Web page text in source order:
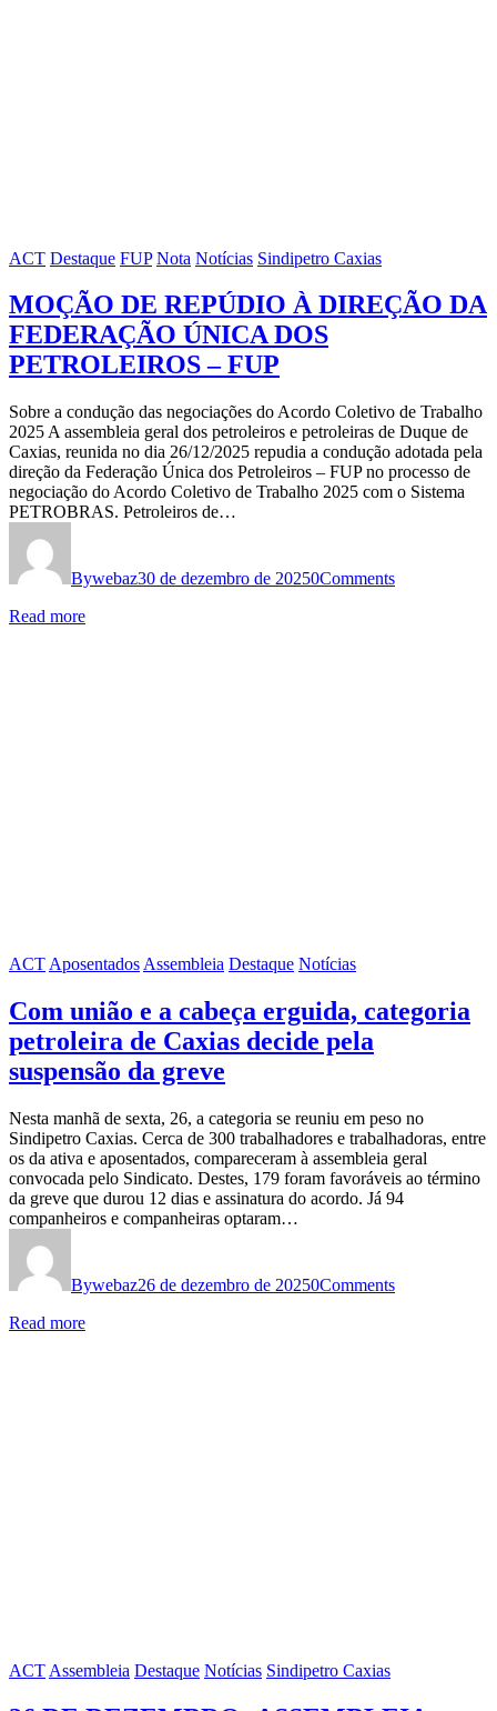
ACT Destaque FUP Nota Notícias Sindipetro Caxias
MOÇÃO DE REPÚDIO À DIREÇÃO DA
FEDERAÇÃO ÚNICA DOS
PETROLEIROS – FUP
Sobre a condução das negociações do Acordo Coletivo de Trabalho
2025 A assembleia geral dos petroleiros e petroleiras de Duque de
Caxias, reunida no dia 26/12/2025 repudia a condução adotada pela
direção da Federação Única dos Petroleiros – FUP no processo de
negociação do Acordo Coletivo de Trabalho 2025 com o Sistema
PETROBRAS. Petroleiros de…
Bywebaz30 de dezembro de 20250Comments
Read more
ACT Aposentados Assembleia Destaque Notícias
Com união e a cabeça erguida, categoria
petroleira de Caxias decide pela
suspensão da greve
Nesta manhã de sexta, 26, a categoria se reuniu em peso no
Sindipetro Caxias. Cerca de 300 trabalhadores e trabalhadoras, entre
os da ativa e aposentados, compareceram à assembleia geral
convocada pelo Sindicato. Destes, 179 foram favoráveis ao término
da greve que durou 12 dias e assinatura do acordo. Já 94
companheiros e companheiras optaram…
Bywebaz26 de dezembro de 20250Comments
Read more
ACT Assembleia Destaque Notícias Sindipetro Caxias